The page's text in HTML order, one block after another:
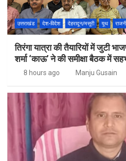
उत्तराखंड देश-विदेश देहरादून/मसूरी यूथ
तिरंगा यात्रा की तैयारियों में जुटी
शर्मा ‘काऊ’ ने की समीक्षा बैठक में
8 hours ago Manju Gusain